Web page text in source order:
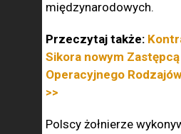
międzynarodowych.
Przeczytaj także:
Sikora nowym
Operacyjnego
>>
Polscy żołnierze